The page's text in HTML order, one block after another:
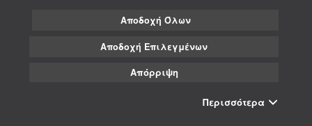
Αποδοχή Όλων
Αποδοχή Επιλεγμένων
Απόρριψη
Περισσότερα